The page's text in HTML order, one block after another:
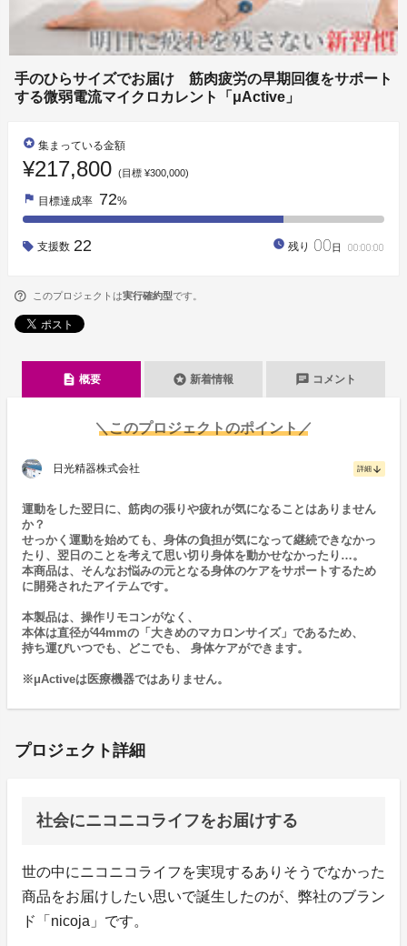
手のひらサイズでお届け 筋肉疲労の早期回復をサポート
する微弱電流マイクロカレント「μActive」
stars 集まっている金額
¥217,800 (目標 ¥300,000)
flag 目標達成率 72%
支援数 22 watch_later 残り 00日 00:00:00
このプロジェクトは実行確約型です。
description 概要 stars 新着情報 chat コメント
＼このプロジェクトのポイント／
日光精器株式会社 詳細 arrow_downward
運動をした翌日に、筋肉の張りや疲れが気になることはありません
か？
せっかく運動を始めても、身体の負担が気になって継続できなかっ
たり、翌日のことを考えて思い切り身体を動かせなかったり…。
本商品は、そんなお悩みの元となる身体のケアをサポートするため
に開発されたアイテムです。
本製品は、操作リモコンがなく、
本体は直径が44mmの「大きめのマカロンサイズ」であるため、
持ち運びいつでも、どこでも、 身体ケアができます。
※μActiveは医療機器ではありません。
プロジェクト詳細
社会にニコニコライフをお届けする
世の中にニコニコライフを実現するありそうでなかった
商品をお届けしたい思いで誕生したのが、弊社のブラン
ド「nicoja」です。